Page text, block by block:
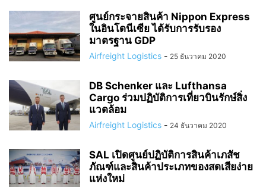
ศูนย์กระจายสินค้า Nippon Express
ในอินโดนีเซีย ได้รับการรับรอง
มาตรฐาน GDP
Airfreight Logistics - 25 ธันวาคม 2020
DB Schenker และ Lufthansa
Cargo ร่วมปฏิบัติการเที่ยวบินรักษ์สิ่ง
แวดล้อม
Airfreight Logistics - 24 ธันวาคม 2020
SAL เปิดศูนย์ปฏิบัติการสินค้าเภสัช
ภัณฑ์และสินค้าประเภทของสดเสียง่าย
แห่งใหม่